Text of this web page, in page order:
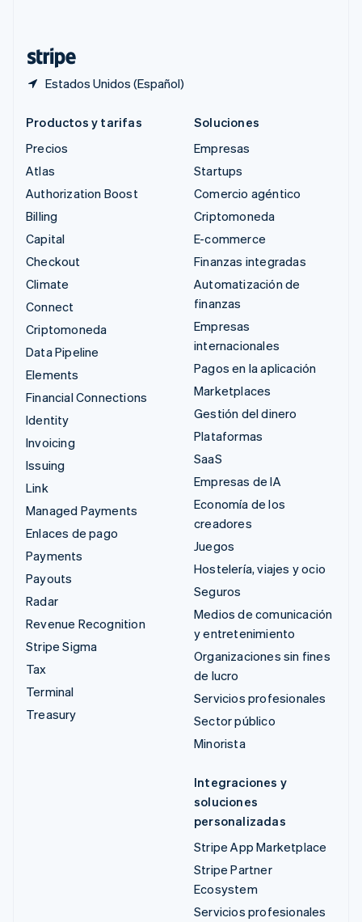
Estados Unidos (Español)
Productos y tarifas
Precios
Atlas
Authorization Boost
Billing
Capital
Checkout
Climate
Connect
Criptomoneda
Data Pipeline
Elements
Financial Connections
Identity
Invoicing
Issuing
Link
Managed Payments
Enlaces de pago
Payments
Payouts
Radar
Revenue Recognition
Stripe Sigma
Tax
Terminal
Treasury
Soluciones
Empresas
Startups
Comercio agéntico
Criptomoneda
E-commerce
Finanzas integradas
Automatización de
finanzas
Empresas
internacionales
Pagos en la aplicación
Marketplaces
Gestión del dinero
Plataformas
SaaS
Empresas de IA
Economía de los
creadores
Juegos
Hostelería, viajes y ocio
Seguros
Medios de comunicación
y entretenimiento
Organizaciones sin fines
de lucro
Servicios profesionales
Sector público
Minorista
Integraciones y
soluciones
personalizadas
Stripe App Marketplace
Stripe Partner
Ecosystem
Servicios profesionales